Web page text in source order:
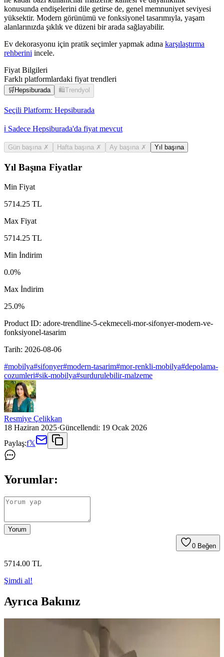
konusunda endişelerini dile getirse de, genel memnuniyet seviyesi
yüksektir. Modern görünümü ve fonksiyonel tasarımıyla, yaşam
alanlarınızda şıklık ve düzeni bir arada sağlayabilir.
Ev dekorasyonu için pratik seçimler yapmak adına karşılaştırma
rehberini incele.
Fiyat Bilgileri
Farklı platformlardaki fiyat trendleri
🛒 Hepsiburada 🛍️Trendyol
Seçili Platform: Hepsiburada
ℹ️ Sadece Hepsiburada'da fiyat mevcut
Gün başına ✗ Hafta başına ✗ Ay başına ✗ Yıl başına
Yıl Başına Fiyatlar
Min Fiyat
5714.25 TL
Max Fiyat
5714.25 TL
Min İndirim
0.0%
Max İndirim
25.0%
Product ID: adore-trendline-5-cekmeceli-mor-sifonyer-modern-ve-
fonksiyonel-tasarim
Tarih: 2026-08-06
#mobilya#sifonyer#modern-tasarim#mor-renkli-mobilya#depolama-
cozumleri#sik-mobilya#surdurulebilir-malzeme
Resmiye Çelikkan
18 Haziran 2025·Güncellendi: 19 Ocak 2026
Paylaş:f𝕏
Yorumlar:
Yorum
0 Beğen
5714.00 TL
Şimdi al!
Ayrıca Bakınız
Koltuk ve Aksesuar Sandalyelerde Renk Uyumu ve
Dekorasyonda Görsel Denge Sağlama Yöntemleri